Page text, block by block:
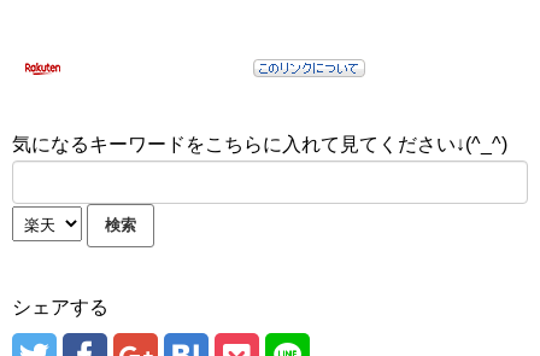
気になるキーワードをこちらに入れて見てください↓(^_^)
シェアする